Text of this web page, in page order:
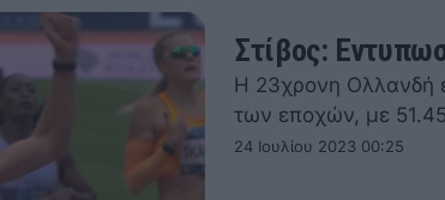
Στίβος:
Η 23χρονη Ολλανδή
των εποχών, με
24 Ιουλίου 2023 00:25